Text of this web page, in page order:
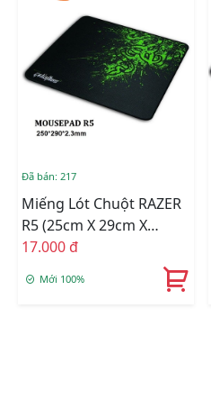
Đã bán: 217
Miếng Lót Chuột RAZER
R5 (25cm X 29cm X
2.3mm)
17.000 đ
Mới 100%